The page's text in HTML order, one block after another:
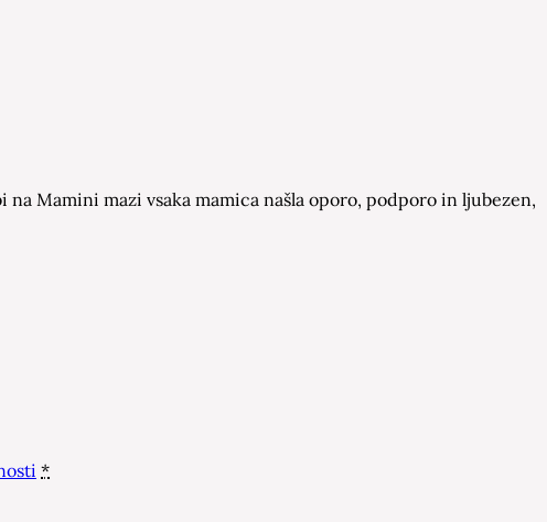
Mamini mazi vsaka mamica našla oporo, podporo in ljubezen,
*